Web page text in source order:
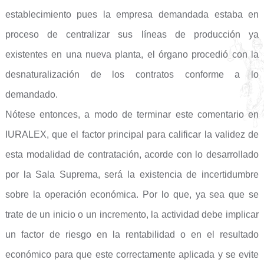
establecimiento pues la empresa demandada estaba en
proceso de centralizar sus líneas de producción ya
existentes en una nueva planta, el órgano procedió con la
desnaturalización de los contratos conforme a lo
demandado.
Nótese entonces, a modo de terminar este comentario en
IURALEX, que el factor principal para calificar la validez de
esta modalidad de contratación, acorde con lo desarrollado
por la Sala Suprema, será la existencia de incertidumbre
sobre la operación económica. Por lo que, ya sea que se
trate de un inicio o un incremento, la actividad debe implicar
un factor de riesgo en la rentabilidad o en el resultado
económico para que este correctamente aplicada y se evite